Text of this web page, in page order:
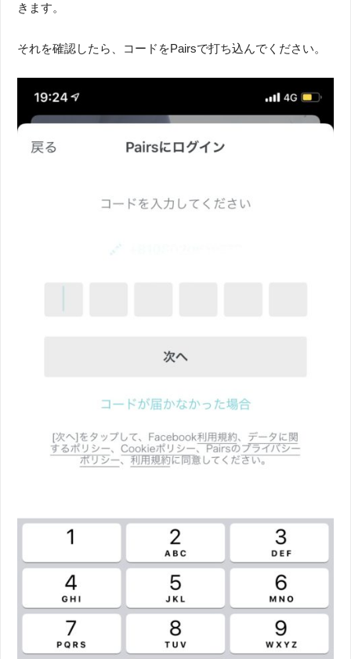
きます。
それを確認したら、コードをPairsで打ち込んでください。